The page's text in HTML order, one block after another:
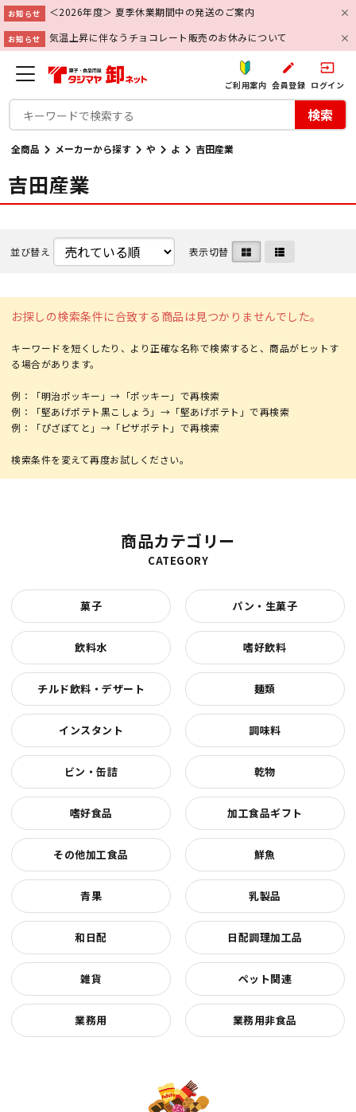
お知らせ ＜2026年度＞ 夏季休業期間中の発送のご案内
お知らせ 気温上昇に伴なうチョコレート販売のお休みについて
ご利用案内
create
会員登録
input
ログイン
検索
全商品 メーカーから探す や よ 吉田産業
吉田産業
並び替え 表示切替
お探しの検索条件に合致する商品は見つかりませんでした。
キーワードを短くしたり、より正確な名称で検索すると、商品がヒットす
る場合があります。
例：「明治ポッキー」→「ポッキー」で再検索
例：「堅あげポテト黒こしょう」→「堅あげポテト」で再検索
例：「ぴざぽてと」→「ピザポテト」で再検索
商品カテゴリー
CATEGORY
菓子 パン・生菓子
飲料水 嗜好飲料
チルド飲料・デザート 麺類
インスタント 調味料
ビン・缶詰 乾物
嗜好食品 加工食品ギフト
その他加工食品 鮮魚
青果 乳製品
和日配 日配調理加工品
雑貨 ペット関連
業務用 業務用非食品